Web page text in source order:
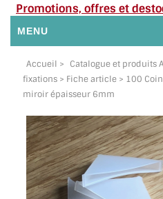
Promotions, offres et
MENU
NOUS CONTACTER
MON COMPTE / SE
DEMANDE DE DEVIS
SUIVI DE DEVIS
SUIVI DE COMMANDE
Accueil > Catalogue et produits
fixations > Fiche article > 100
miroir épaisseur 6mm